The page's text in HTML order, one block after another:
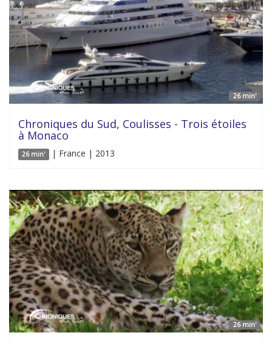
26 min'
Chroniques du Sud, Coulisses - Trois étoiles
à Monaco
26 min' | France | 2013
26 min'